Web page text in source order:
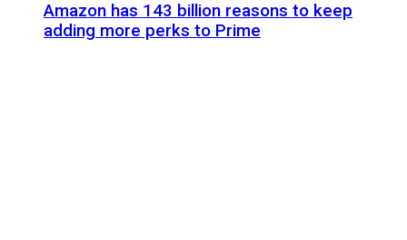
Amazon has 143 billion reasons to keep
adding more perks to Prime